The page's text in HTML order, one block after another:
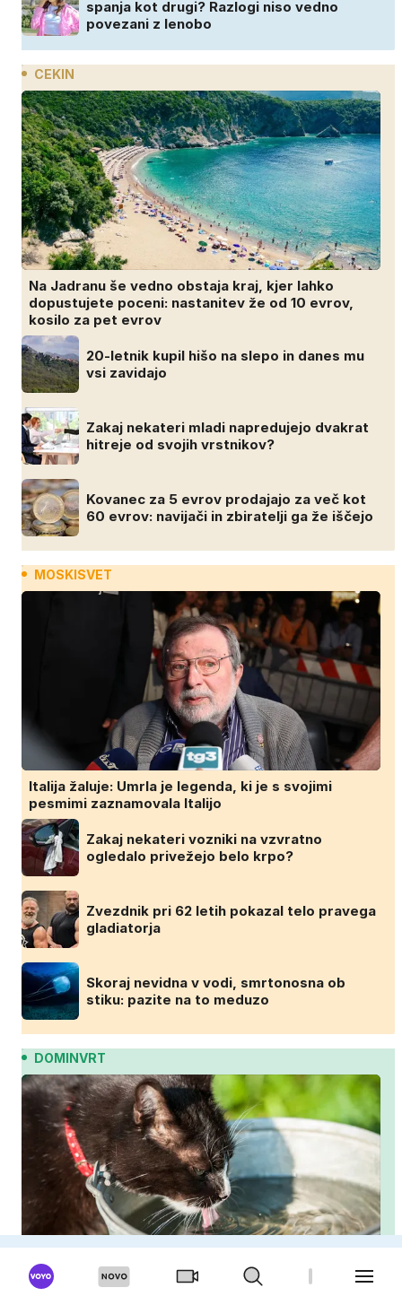
spanja kot drugi? Razlogi niso vedno
povezani z lenobo
CEKIN
Na Jadranu še vedno obstaja kraj, kjer lahko
dopustujete poceni: nastanitev že od 10 evrov,
kosilo za pet evrov
20-letnik kupil hišo na slepo in danes mu
vsi zavidajo
Zakaj nekateri mladi napredujejo dvakrat
hitreje od svojih vrstnikov?
Kovanec za 5 evrov prodajajo za več kot
60 evrov: navijači in zbiratelji ga že iščejo
MOSKISVET
Italija žaluje: Umrla je legenda, ki je s svojimi
pesmimi zaznamovala Italijo
Zakaj nekateri vozniki na vzvratno
ogledalo privežejo belo krpo?
Zvezdnik pri 62 letih pokazal telo pravega
gladiatorja
Skoraj nevidna v vodi, smrtonosna ob
stiku: pazite na to meduzo
DOMINVRT
Mačka poleti premalo pije? Ti triki jo bodo
spodbudili, da zaužije več vode